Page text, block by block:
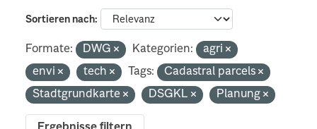
Sortieren nach
Formate: DWG Kategorien:
agri
envi
tech Tags:
Cadastral parcels
Stadtgrundkarte
DSGKL Planung